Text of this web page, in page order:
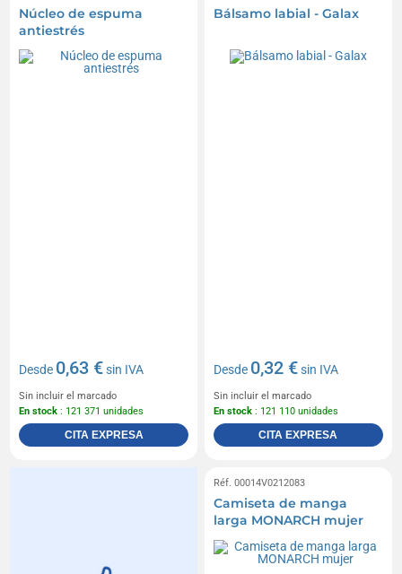
Núcleo de espuma
antiestrés
Desde 0,63 €sin IVA
Sin incluir el marcado
En stock : 121 371 unidades
CITA EXPRESA
Bálsamo labial - Galax
Desde 0,32 €sin IVA
Sin incluir el marcado
En stock : 121 110 unidades
CITA EXPRESA
Réf. 00014V0212083
Camiseta de manga
larga MONARCH mujer